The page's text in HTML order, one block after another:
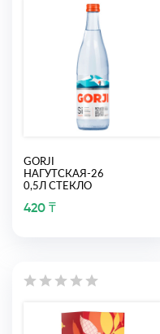
GORJI
НАГУТСКАЯ-26
0,5Л СТЕКЛО
420 ₸